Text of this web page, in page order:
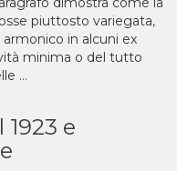
piuttosto variegata,
armonico in alcuni ex
minima o del tutto
...
e